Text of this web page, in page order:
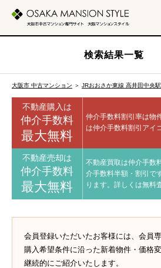
検索結果一覧
大阪市 中古マンション ＞ JRおおさか東線 高井田中央
不動産購入は
仲介手数料
最大無料
仲介手数料割引率は物
は仲介手数料割引アイ
不動産売却は
仲介手数料
最大無料
不動産買取は仲介手数
介手数料半額・割引です
ります。 詳しくは無料
会員登録いただいたお客様には、会員
購入希望条件に沿った新着物件・価格
継続的にご紹介いたします。